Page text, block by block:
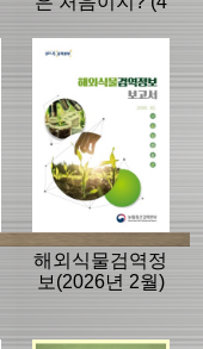
해외식물검역정
보(2026년 2월)